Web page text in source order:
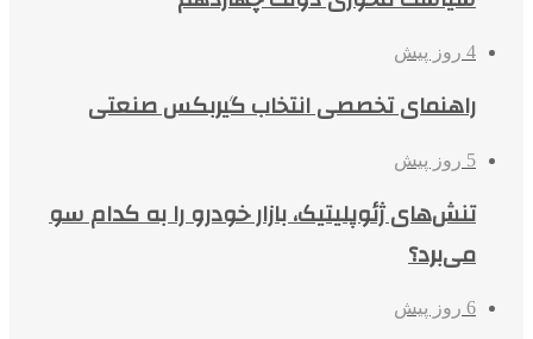
4 روز پیش
راهنمای تخصصی انتخاب گیربکس صنعتی
5 روز پیش
تنش‌های ژئوپلیتیک، بازار خودرو را به کدام سو
می‌برد؟
6 روز پیش